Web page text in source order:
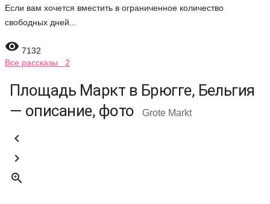
Если вам хочется вместить в ограниченное количество
свободных дней...
 7132
Все рассказы 2
Площадь Маркт в Брюгге, Бельгия
— описание, фото
Grote Markt


